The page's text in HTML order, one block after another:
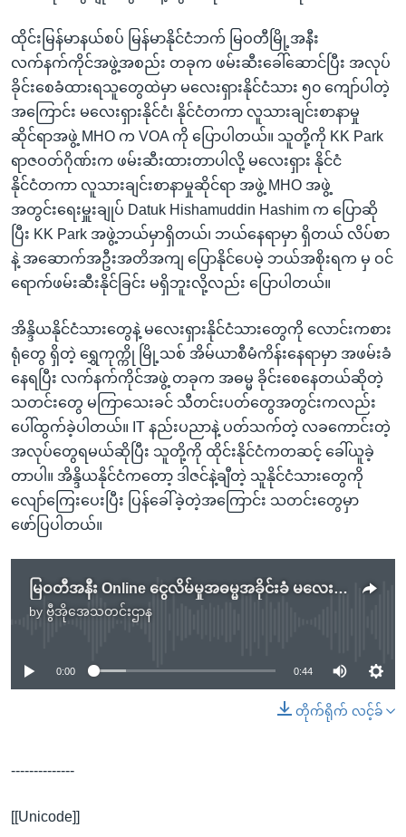
ထိုင်းမြန်မာနယ်စပ် မြန်မာနိုင်ငံဘက် မြဝတီမြို့အနီး
လက်နက်ကိုင်အဖွဲ့အစည်း တခုက ဖမ်းဆီးခေါ်ဆောင်ပြီး အလုပ်
ခိုင်းစေခံထားရသူတွေထဲမှာ မလေးရှားနိုင်ငံသား ၅၀ ကျော်ပါတဲ့
အကြောင်း မလေးရှားနိုင်ငံ၊ နိုင်ငံတကာ လူသားချင်းစာနာမှု
ဆိုင်ရာအဖွဲ့ MHO က VOA ကို ပြောပါတယ်။ သူတို့ကို KK Park
ရာဇဝတ်ဂိုဏ်းက ဖမ်းဆီးထားတာပါလို့ မလေးရှား နိုင်ငံ
နိုင်ငံတကာ လူသားချင်းစာနာမှုဆိုင်ရာ အဖွဲ့ MHO အဖွဲ့
အတွင်းရေးမှူးချုပ် Datuk Hishamuddin Hashim က ပြောဆို
ပြီး KK Park အဖွဲ့ဘယ်မှာရှိတယ်၊ ဘယ်နေရာမှာ ရှိတယ် လိပ်စာ
နဲ့ အဆောက်အဦးအတိအကျ ပြောနိုင်ပေမဲ့ ဘယ်အစိုးရက မှ ဝင်
ရောက်ဖမ်းဆီးနိုင်ခြင်း မရှိဘူးလို့လည်း ပြောပါတယ်။
အိန္ဒိယနိုင်ငံသားတွေနဲ့ မလေးရှားနိုင်ငံသားတွေကို လောင်းကစား
ရုံတွေ ရှိတဲ့ ရွှေကုက္ကို မြို့သစ် အိမ်ယာစီမံကိန်းနေရာမှာ အဖမ်းခံ
နေရပြီး လက်နက်ကိုင်အဖွဲ့ တခုက အဓမ္မ ခိုင်းစေနေတယ်ဆိုတဲ့
သတင်းတွေ မကြာသေးခင် သီတင်းပတ်တွေအတွင်းကလည်း
ပေါ်ထွက်ခဲ့ပါတယ်။ IT နည်းပညာနဲ့ ပတ်သက်တဲ့ လခကောင်းတဲ့
အလုပ်တွေရမယ်ဆိုပြီး သူတို့ကို ထိုင်းနိုင်ငံကတဆင့် ခေါ်ယူခဲ့
တာပါ။ အိန္ဒိယနိုင်ငံကတော့ ဒါဇင်နဲ့ချီတဲ့ သူနိုင်ငံသားတွေကို
လျော်ကြေးပေးပြီး ပြန်ခေါ်ခဲ့တဲ့အကြောင်း သတင်းတွေမှာ
ဖော်ပြပါတယ်။
မြဝတီအနီး Online ငွေလိမ်မှုအဓမ္မအခိုင်းခံ မလေးရှားတွေကိုကယ်ဖို့ တရုတ်သံရုံးကိုတောင်းဆို.mp3
by ဗွီအိုအေသတင်းဌာန
No media source currently available
0:00 0:44
တိုက်ရိုက် လင့်ခ်
--------------
[[Unicode]]